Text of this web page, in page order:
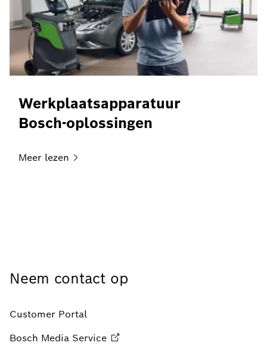
Werkplaatsapparatuur
Bosch-oplossingen
Meer lezen
Neem contact op
Customer Portal
Bosch Media Service